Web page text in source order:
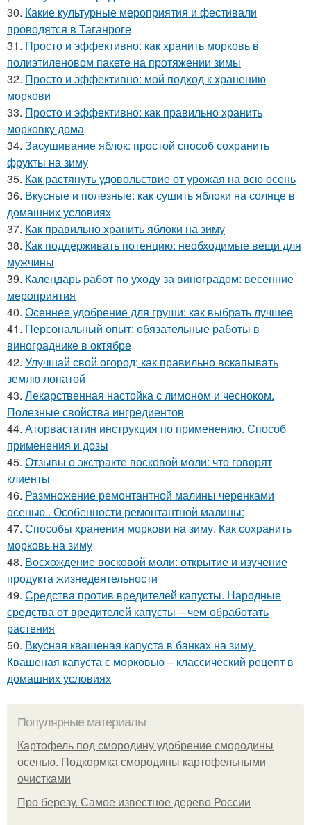
30. Какие культурные мероприятия и фестивали
проводятся в Таганроге
31. Просто и эффективно: как хранить морковь в
полиэтиленовом пакете на протяжении зимы
32. Просто и эффективно: мой подход к хранению
моркови
33. Просто и эффективно: как правильно хранить
морковку дома
34. Засушивание яблок: простой способ сохранить
фрукты на зиму
35. Как растянуть удовольствие от урожая на всю осень
36. Вкусные и полезные: как сушить яблоки на солнце в
домашних условиях
37. Как правильно хранить яблоки на зиму
38. Как поддерживать потенцию: необходимые вещи для
мужчины
39. Календарь работ по уходу за виноградом: весенние
мероприятия
40. Осеннее удобрение для груши: как выбрать лучшее
41. Персональный опыт: обязательные работы в
винограднике в октябре
42. Улучшай свой огород: как правильно вскапывать
землю лопатой
43. Лекарственная настойка с лимоном и чесноком.
Полезные свойства ингредиентов
44. Аторвастатин инструкция по применению. Способ
применения и дозы
45. Отзывы о экстракте восковой моли: что говорят
клиенты
46. Размножение ремонтантной малины черенками
осенью.. Особенности ремонтантной малины:
47. Способы хранения моркови на зиму. Как сохранить
морковь на зиму
48. Восхождение восковой моли: открытие и изучение
продукта жизнедеятельности
49. Средства против вредителей капусты. Народные
средства от вредителей капусты – чем обработать
растения
50. Вкусная квашеная капуста в банках на зиму.
Квашеная капуста с морковью – классический рецепт в
домашних условиях
Популярные материалы
Картофель под смородину удобрение смородины
осенью. Подкормка смородины картофельными
очистками
Про березу. Самое известное дерево России